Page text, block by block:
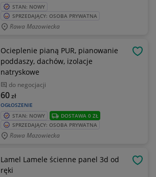
STAN: NOWY
SPRZEDAJĄCY: OSOBA PRYWATNA
Rawa Mazowiecka
Ocieplenie pianą PUR, pianowanie
poddaszy, dachów, izolacje
natryskowe
do negocjacji
OGŁOSZENIE
60zł
STAN: NOWY
DOSTAWA 0 ZŁ
SPRZEDAJĄCY: OSOBA PRYWATNA
Rawa Mazowiecka
Lamel Lamele ścienne panel 3d od
ręki